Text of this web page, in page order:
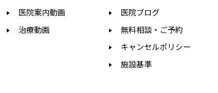
医院案内動画
治療動画
医院ブログ
無料相談・ご予約
キャンセルポリシー
施設基準